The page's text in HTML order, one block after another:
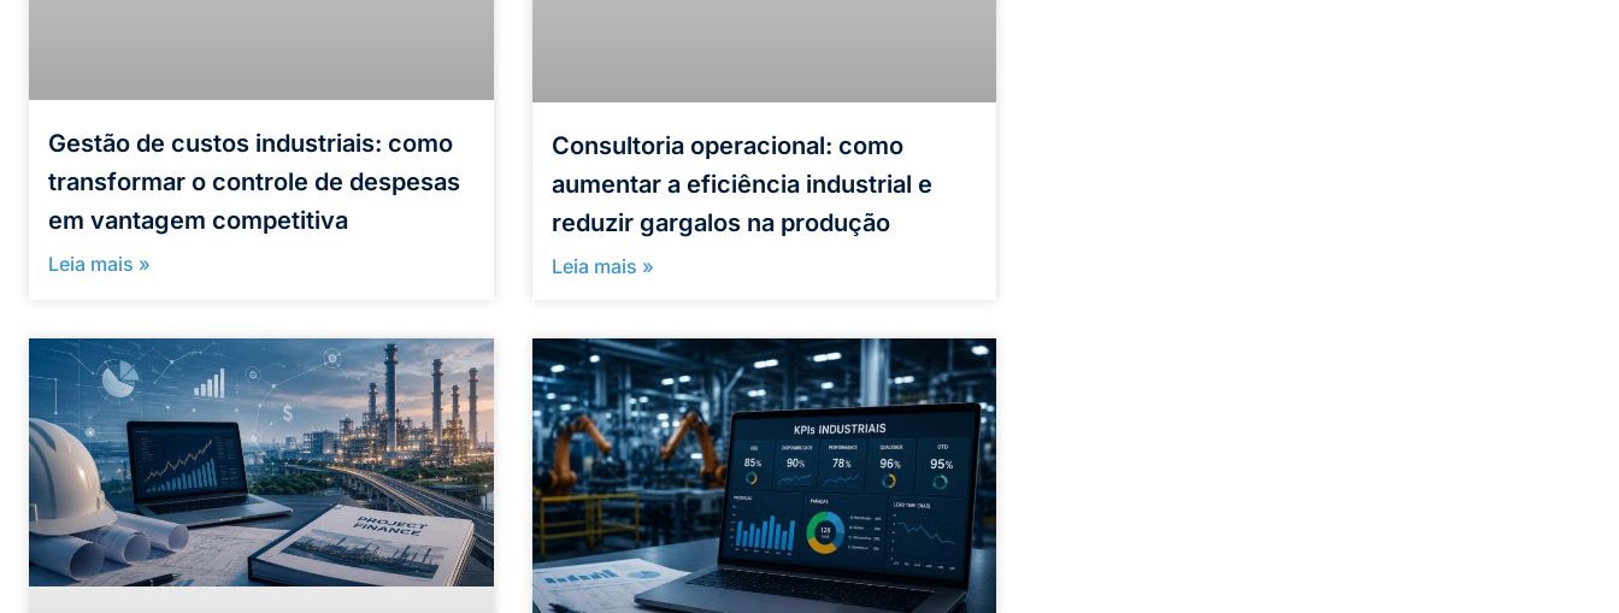
Gestão de custos industriais: como
transformar o controle de despesas
em vantagem competitiva
Leia mais »
Consultoria operacional: como
aumentar a eficiência industrial e
reduzir gargalos na produção
Leia mais »